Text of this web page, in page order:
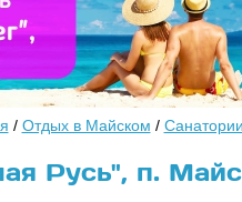
/ Отдых в Майском /
Русь", п.